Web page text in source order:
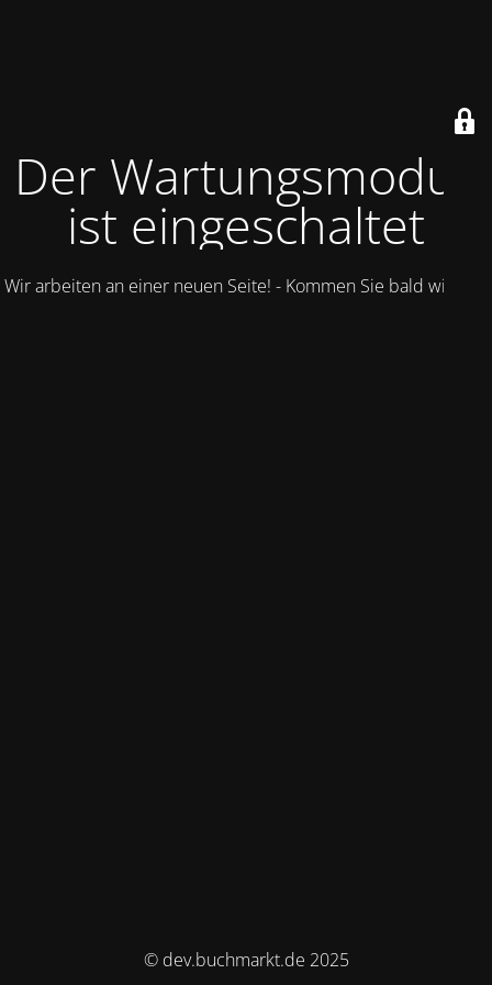
Der Wartungsmodus
ist eingeschaltet
Wir arbeiten an einer neuen Seite! - Kommen Sie bald wieder.
© dev.buchmarkt.de 2025